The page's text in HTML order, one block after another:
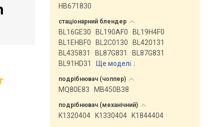
HB671830
стаціонарний блендер
BL16GE30 BL190AF0
BL19H4F0
BL1EHBF0
BL2C0130
BL420131
BL435831
BL87G831
BL87G831
BL91HD31
Ще моделі ↓
подрібнювач (чоппер)
MQ80E83 MB450B38
подрібнювач (механічний)
K1320404 K1330404 K1844404